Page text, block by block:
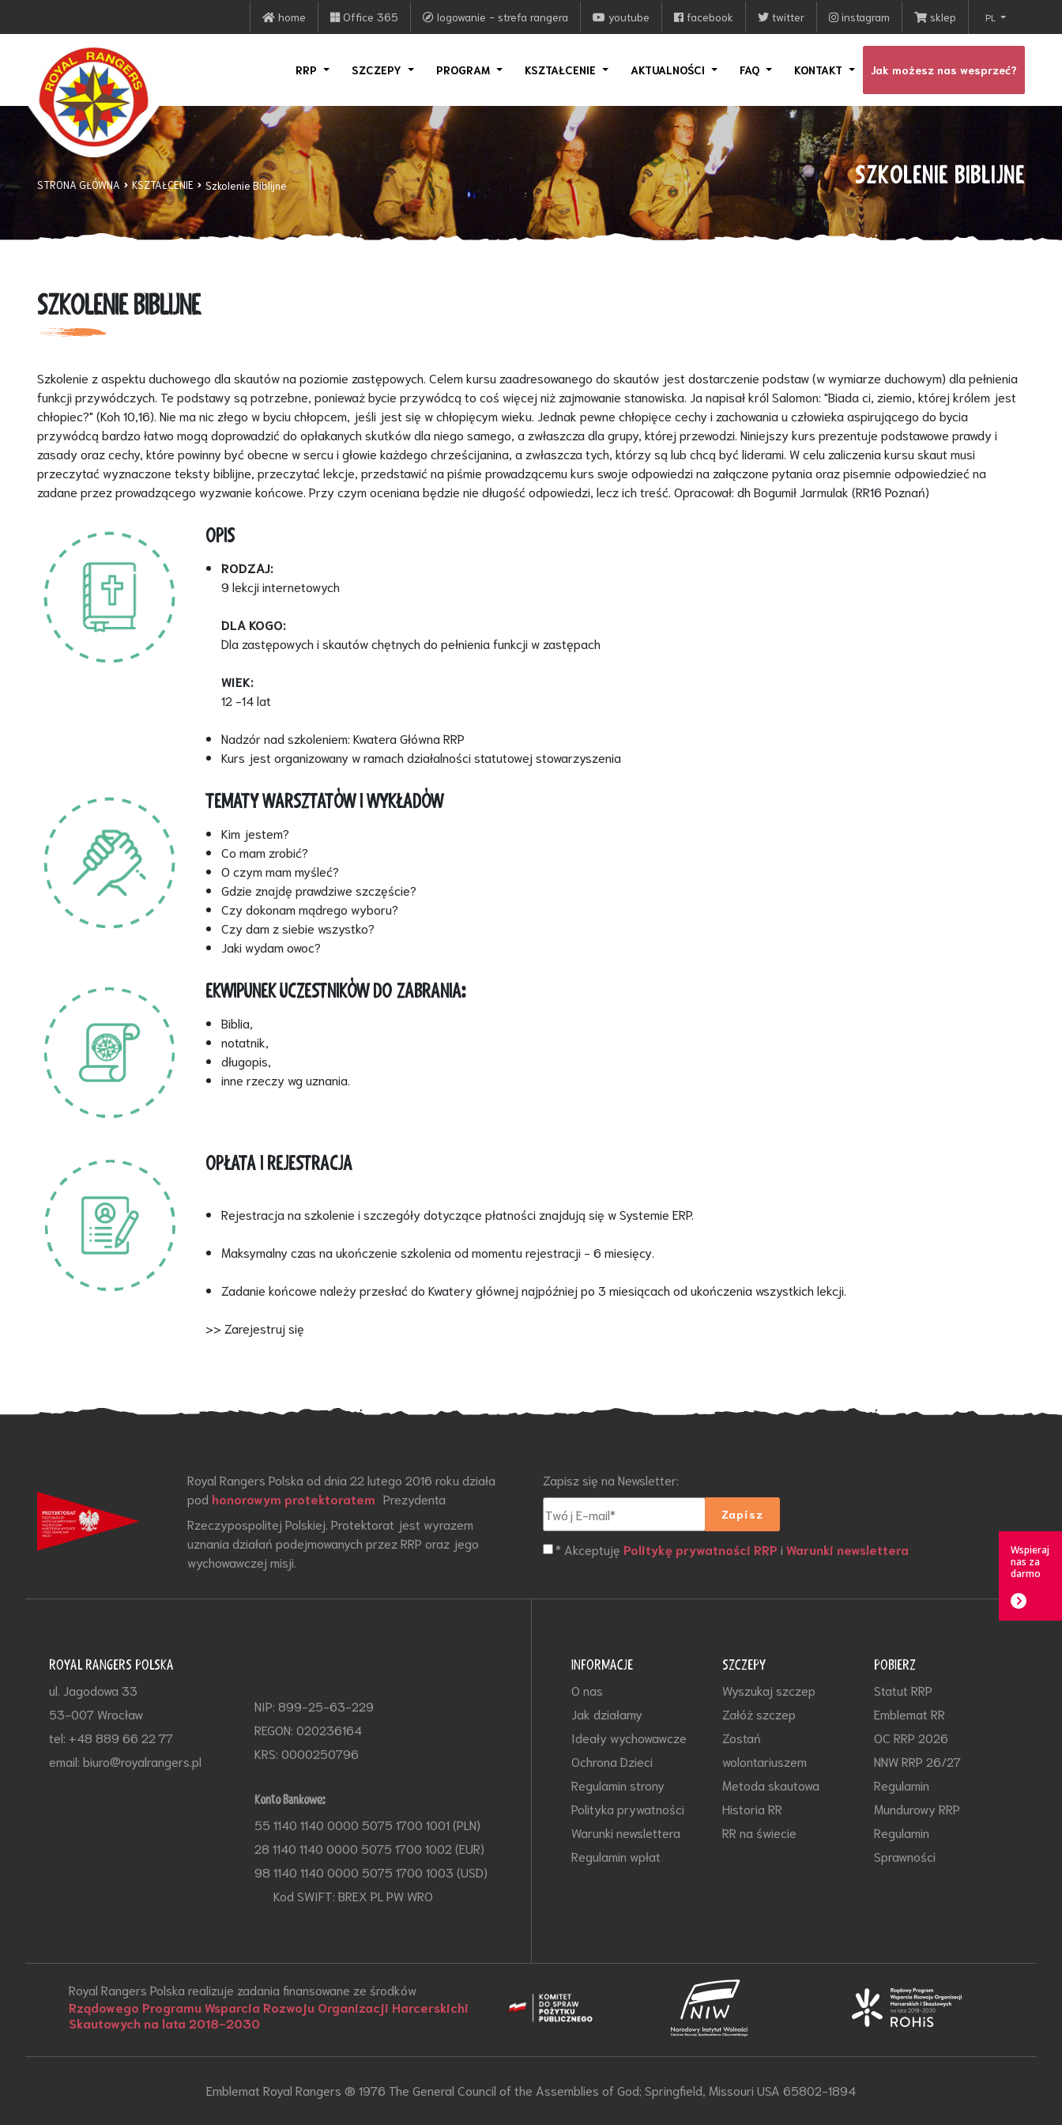
home Office 365 logowanie - strefa rangera youtube facebook twitter instagram sklep PL
RRP SZCZEPY PROGRAM KSZTAŁCENIE AKTUALNOŚCI FAQ KONTAKT Jak możesz nas wesprzeć?
KSZTAŁCENIE
STRONA GŁÓWNA Szkolenie Biblijne SZKOLENIE BIBLIJNE
SZKOLENIE BIBLIJNE
Szkolenie z aspektu duchowego dla skautów na poziomie zastępowych. Celem kursu zaadresowanego do skautów jest dostarczenie podstaw (w wymiarze duchowym) dla pełnienia
funkcji przywódczych. Te podstawy są potrzebne, ponieważ bycie przywódcą to coś więcej niż zajmowanie stanowiska. Ja napisał król Salomon: "Biada ci, ziemio, której królem jest
chłopiec?" (Koh 10,16). Nie ma nic złego w byciu chłopcem, jeśli jest się w chłopięcym wieku. Jednak pewne chłopięce cechy i zachowania u człowieka aspirującego do bycia
przywódcą bardzo łatwo mogą doprowadzić do opłakanych skutków dla niego samego, a zwłaszcza dla grupy, której przewodzi. Niniejszy kurs prezentuje podstawowe prawdy i
zasady oraz cechy, które powinny być obecne w sercu i głowie każdego chrześcijanina, a zwłaszcza tych, którzy są lub chcą być liderami. W celu zaliczenia kursu skaut musi
przeczytać wyznaczone teksty biblijne, przeczytać lekcje, przedstawić na piśmie prowadzącemu kurs swoje odpowiedzi na załączone pytania oraz pisemnie odpowiedzieć na
zadane przez prowadzącego wyzwanie końcowe. Przy czym oceniana będzie nie długość odpowiedzi, lecz ich treść. Opracował: dh Bogumił Jarmulak (RR16 Poznań)
OPIS
RODZAJ:
9 lekcji internetowych
DLA KOGO:
Dla zastępowych i skautów chętnych do pełnienia funkcji w zastępach
WIEK:
12 -14 lat
Nadzór nad szkoleniem: Kwatera Główna RRP
Kurs jest organizowany w ramach działalności statutowej stowarzyszenia
TEMATY WARSZTATÓW I WYKŁADÓW
Kim jestem?
Co mam zrobić?
O czym mam myśleć?
Gdzie znajdę prawdziwe szczęście?
Czy dokonam mądrego wyboru?
Czy dam z siebie wszystko?
Jaki wydam owoc?
EKWIPUNEK UCZESTNIKÓW DO ZABRANIA:
Biblia,
notatnik,
długopis,
inne rzeczy wg uznania.
OPŁATA I REJESTRACJA
Rejestracja na szkolenie i szczegóły dotyczące płatności znajdują się w Systemie ERP.
Maksymalny czas na ukończenie szkolenia od momentu rejestracji - 6 miesięcy.
Zadanie końcowe należy przesłać do Kwatery głównej najpóźniej po 3 miesiącach od ukończenia wszystkich lekcji.
>> Zarejestruj się
Royal Rangers Polska od dnia 22 lutego 2016 roku działa
pod honorowym protektoratem Prezydenta
Rzeczypospolitej Polskiej. Protektorat jest wyrazem
uznania działań podejmowanych przez RRP oraz jego
wychowawczej misji.
Zapisz się na Newsletter:
* AkceptujęPolitykę prywatności RRP iWarunki newslettera
ROYAL RANGERS POLSKA
ul. Jagodowa 33
53-007 Wrocław
tel: +48 889 66 22 77
email: biuro@royalrangers.pl
NIP: 899-25-63-229
REGON: 020236164
KRS: 0000250796
Konto Bankowe:
55 1140 1140 0000 5075 1700 1001 (PLN)
28 1140 1140 0000 5075 1700 1002 (EUR)
98 1140 1140 0000 5075 1700 1003 (USD)
Kod SWIFT: BREX PL PW WRO
INFORMACJE
O nas
Jak działamy
Ideały wychowawcze
Ochrona Dzieci
Regulamin strony
Polityka prywatności
Warunki newslettera
Regulamin wpłat
SZCZEPY
Wyszukaj szczep
Załóż szczep
Zostań
wolontariuszem
Metoda skautowa
Historia RR
RR na świecie
POBIERZ
Statut RRP
Emblemat RR
OC RRP 2026
NNW RRP 26/27
Regulamin
Mundurowy RRP
Regulamin
Sprawności
Royal Rangers Polska realizuje zadania finansowane ze środków
Rządowego Programu Wsparcia Rozwoju Organizacji Harcerskichi
Skautowych na lata 2018-2030
Emblemat Royal Rangers ® 1976 The General Council of the Assemblies of God; Springfield, Missouri USA 65802-1894
Wspieraj
nas za
darmo